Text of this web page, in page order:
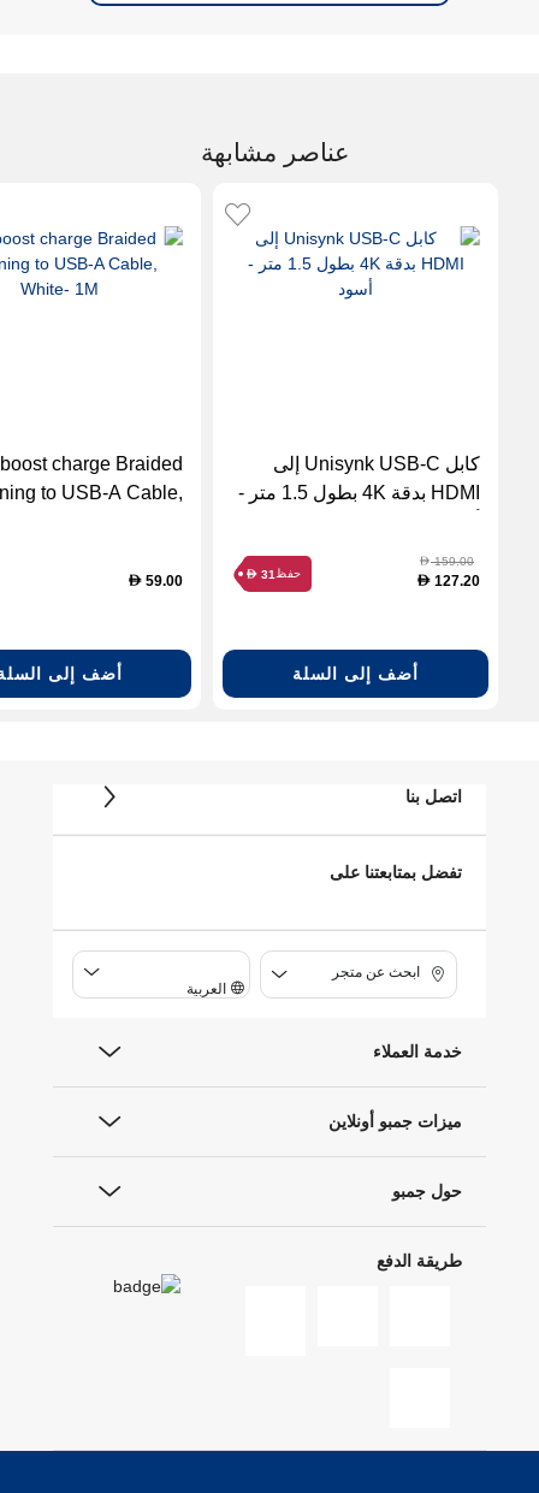
عناصر مشابهة
كابل Unisynk USB-C إلى
HDMI بدقة 4K بطول 1.5 متر -
D159.00
D 127.20 حفظ D 31
أضف إلى السلة
charge Braided
to USB-A Cable,
D 59.00
أضف إلى
اتصل بنا
تفضل بمتابعتنا على
ابحث عن متجر
العربية
خدمة العملاء
ميزات جمبو أونلاين
حول جمبو
طريقة الدفع